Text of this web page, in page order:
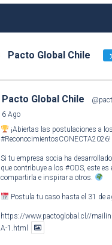
Pacto Global Chile
Pacto Global Chile
6 Ago
¡Abiertas las postulaciones a los
#ReconocimientosCONECTA2026!
Si tu empresa socia ha
que contribuye a los #ODS, este es
compartirla e inspirar a otros.
Postula tu caso hasta el 31 de
https://www.pactoglobal.cl//
A-1.html